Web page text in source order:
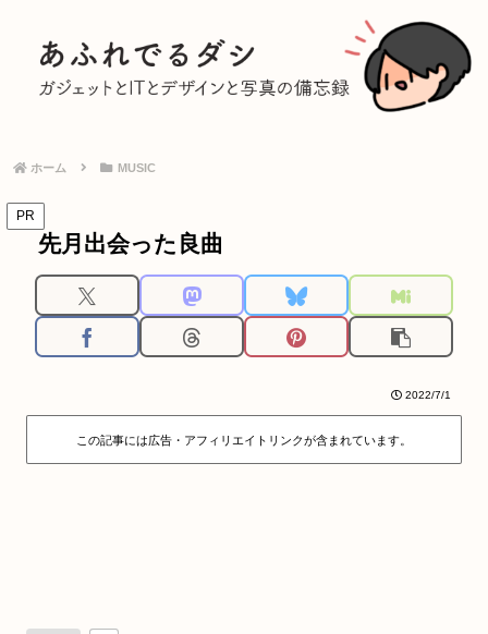
ホーム MUSIC
PR
先月出会った良曲
2022/7/1
この記事には広告・アフィリエイトリンクが含まれています。